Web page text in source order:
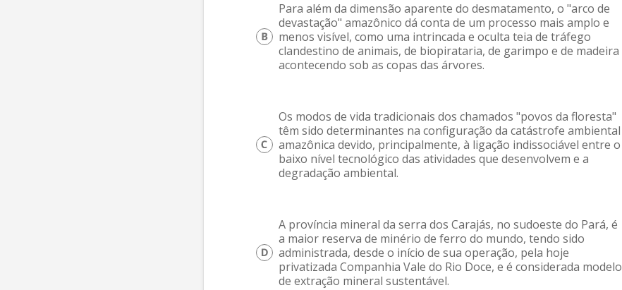
Para além da dimensão aparente do desmatamento, o "arco de
devastação" amazônico dá conta de um processo mais amplo e
menos visível, como uma intrincada e oculta teia de tráfego
clandestino de animais, de biopirataria, de garimpo e de madeira
acontecendo sob as copas das árvores.
Os modos de vida tradicionais dos chamados "povos da floresta"
têm sido determinantes na configuração da catástrofe ambiental
amazônica devido, principalmente, à ligação indissociável entre o
baixo nível tecnológico das atividades que desenvolvem e a
degradação ambiental.
A província mineral da serra dos Carajás, no sudoeste do Pará, é
a maior reserva de minério de ferro do mundo, tendo sido
administrada, desde o início de sua operação, pela hoje
privatizada Companhia Vale do Rio Doce, e é considerada modelo
de extração mineral sustentável.